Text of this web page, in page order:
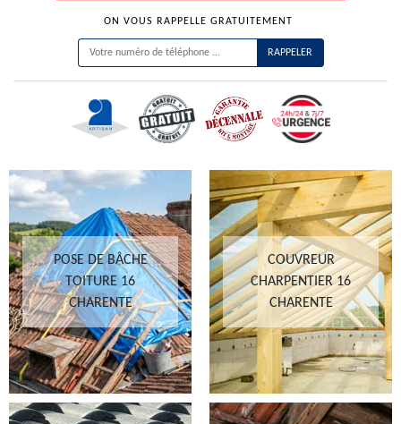
ON VOUS RAPPELLE GRATUITEMENT
POSE DE BÂCHE
TOITURE 16
CHARENTE
COUVREUR
CHARPENTIER 16
CHARENTE